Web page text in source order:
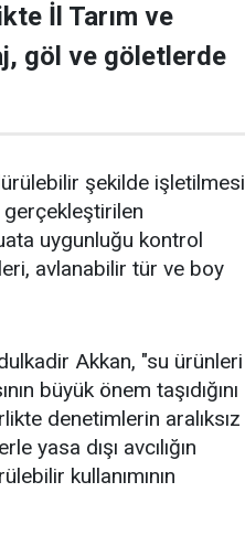
İl Tarım ve
göl ve göletlerde
şekilde işletilmesi
gerçekleştirilen
uygunluğu kontrol
avlanabilir tür ve boy
Akkan, "su ürünleri
büyük önem taşıdığını
denetimlerin aralıksız
yasa dışı avcılığın
kullanımının